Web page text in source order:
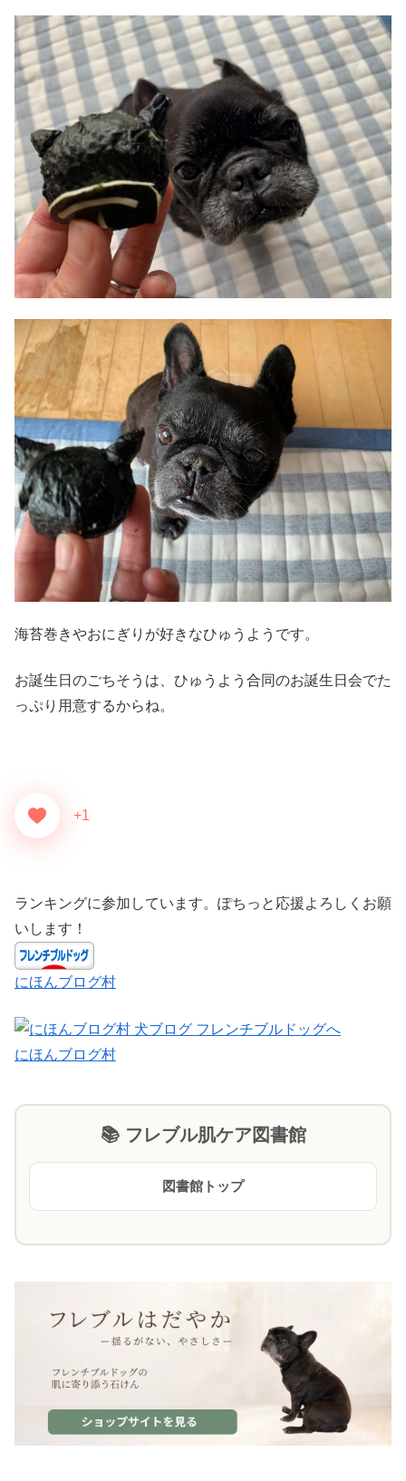
海苔巻きやおにぎりが好きなひゅうようです。
お誕生日のごちそうは、ひゅうよう合同のお誕生日会でた
っぷり用意するからね。
+1
ランキングに参加しています。ぽちっと応援よろしくお願
いします！
にほんブログ村
にほんブログ村
📚 フレブル肌ケア図書館
図書館トップ